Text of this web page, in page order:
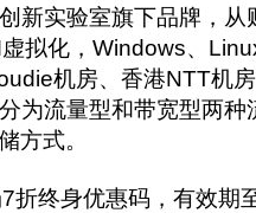
新实验室旗下品牌，
拟化，Windows、
机房、香港NTT机
为流量型和带宽型两
方式。
折终身优惠码，有效期